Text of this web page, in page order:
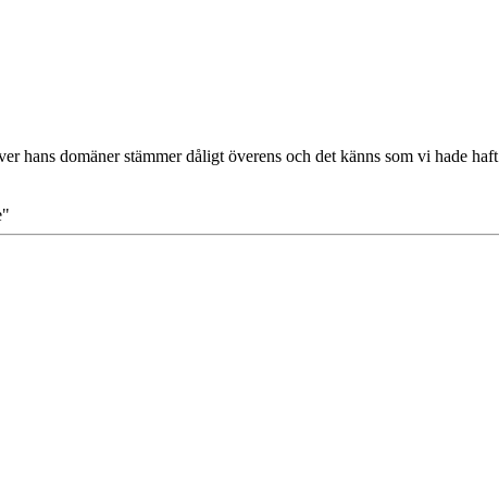
hans domäner stämmer dåligt överens och det känns som vi hade haft